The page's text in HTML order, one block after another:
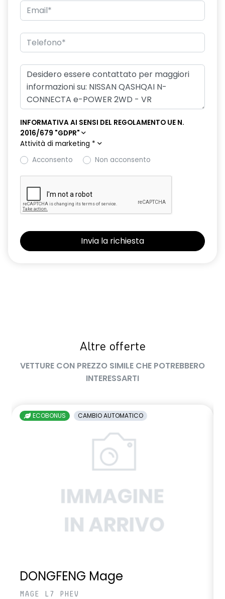
INFORMATIVA AI SENSI DEL REGOLAMENTO UE N.
2016/679 "GDPR"
Attività di marketing *
Acconsento
Non acconsento
Altre offerte
VETTURE CON PREZZO SIMILE CHE POTREBBERO
INTERESSARTI
ECOBONUS CAMBIO AUTOMATICO
DONGFENG Mage
MAGE L7 PHEV